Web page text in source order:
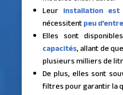
Leur installation est
nécessitentpeu
Elles sont
capacités, allant de
plusieurs milliers de
De plus, elles sont
filtres pour garantir la